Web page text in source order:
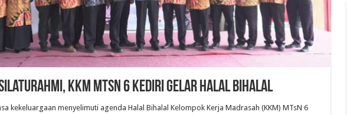
KKM MTsN 6 Kediri Gelar Halal Bihalal
kekeluargaan menyelimuti agenda Halal Bihalal Kelompok Kerja Madrasah (KKM) MTsN 6